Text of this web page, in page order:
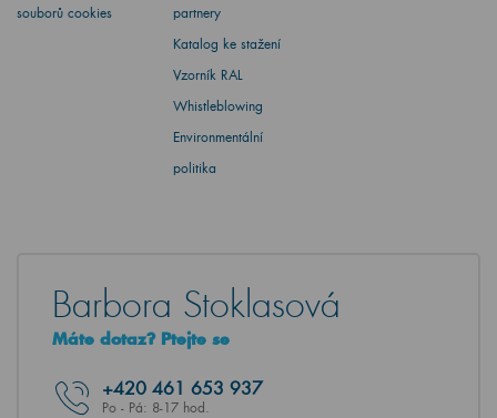
souborů cookies
partnery
Katalog ke stažení
Vzorník RAL
Whistleblowing
Environmentální
politika
Barbora Stoklasová
Máte dotaz? Ptejte se
+420 461 653 937
Po - Pá: 8-17 hod.